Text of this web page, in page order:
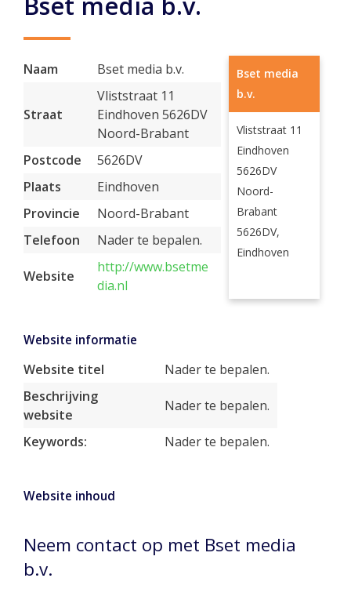
Naam Bset media b.v.
Straat
Vliststraat 11
Eindhoven 5626DV
Noord-Brabant
Postcode
5626DV
Plaats
Eindhoven
Provincie
Noord-Brabant
Telefoon
Nader te bepalen.
Website
http://www.bsetme
dia.nl
Bset media
b.v.
Vliststraat 11
Eindhoven
5626DV
Noord-
Brabant
5626DV,
Eindhoven
Website informatie
Website titel
Nader te bepalen.
Beschrijving
website
Nader te bepalen.
Keywords: Nader te bepalen.
Website inhoud
Neem contact op met Bset media
b.v.